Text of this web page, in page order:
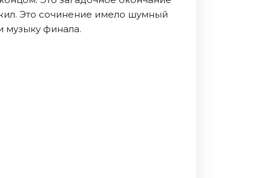
Это сочинение имело шумный
музыку финала.